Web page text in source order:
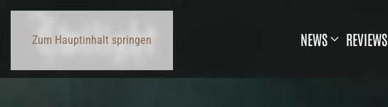
Zum Hauptinhalt springen NEWS REVIEWS